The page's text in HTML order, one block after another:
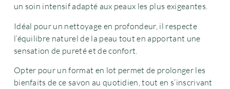
un soin intensif adapté aux peaux les plus exigeantes.
Idéal pour un nettoyage en profondeur, il respecte
l’équilibre naturel de la peau tout en apportant une
sensation de pureté et de confort.
Opter pour un format en lot permet de prolonger les
bienfaits de ce savon au quotidien, tout en s’inscrivant